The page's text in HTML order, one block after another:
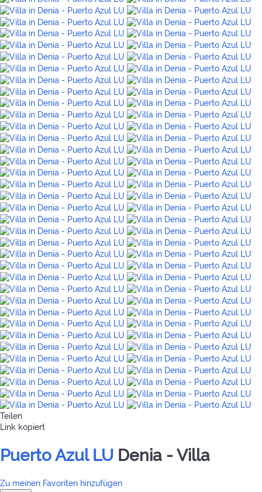
Teilen
Link kopiert
Puerto Azul LU Denia -Villa
Zu meinen Favoriten hinzufügen